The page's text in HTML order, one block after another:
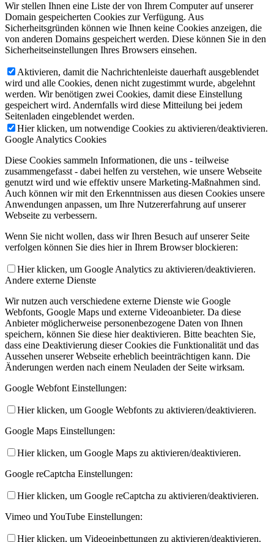
Wir stellen Ihnen eine Liste der von Ihrem Computer auf unserer
Domain gespeicherten Cookies zur Verfügung. Aus
Sicherheitsgründen können wie Ihnen keine Cookies anzeigen, die
von anderen Domains gespeichert werden. Diese können Sie in den
Sicherheitseinstellungen Ihres Browsers einsehen.
Aktivieren, damit die Nachrichtenleiste dauerhaft ausgeblendet
wird und alle Cookies, denen nicht zugestimmt wurde, abgelehnt
werden. Wir benötigen zwei Cookies, damit diese Einstellung
gespeichert wird. Andernfalls wird diese Mitteilung bei jedem
Seitenladen eingeblendet werden.
Hier klicken, um notwendige Cookies zu aktivieren/deaktivieren.
Google Analytics Cookies
Diese Cookies sammeln Informationen, die uns - teilweise
zusammengefasst - dabei helfen zu verstehen, wie unsere Webseite
genutzt wird und wie effektiv unsere Marketing-Maßnahmen sind.
Auch können wir mit den Erkenntnissen aus diesen Cookies unsere
Anwendungen anpassen, um Ihre Nutzererfahrung auf unserer
Webseite zu verbessern.
Wenn Sie nicht wollen, dass wir Ihren Besuch auf unserer Seite
verfolgen können Sie dies hier in Ihrem Browser blockieren:
Hier klicken, um Google Analytics zu aktivieren/deaktivieren.
Andere externe Dienste
Wir nutzen auch verschiedene externe Dienste wie Google
Webfonts, Google Maps und externe Videoanbieter. Da diese
Anbieter möglicherweise personenbezogene Daten von Ihnen
speichern, können Sie diese hier deaktivieren. Bitte beachten Sie,
dass eine Deaktivierung dieser Cookies die Funktionalität und das
Aussehen unserer Webseite erheblich beeinträchtigen kann. Die
Änderungen werden nach einem Neuladen der Seite wirksam.
Google Webfont Einstellungen:
Hier klicken, um Google Webfonts zu aktivieren/deaktivieren.
Google Maps Einstellungen:
Hier klicken, um Google Maps zu aktivieren/deaktivieren.
Google reCaptcha Einstellungen:
Hier klicken, um Google reCaptcha zu aktivieren/deaktivieren.
Vimeo und YouTube Einstellungen:
Hier klicken, um Videoeinbettungen zu aktivieren/deaktivieren.